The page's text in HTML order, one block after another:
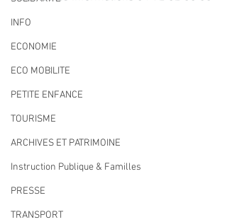
INFO
ECONOMIE
ECO MOBILITE
PETITE ENFANCE
TOURISME
ARCHIVES ET PATRIMOINE
Instruction Publique & Familles
PRESSE
TRANSPORT